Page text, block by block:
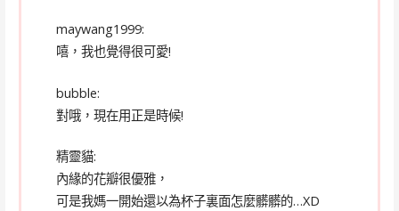
maywang1999:
嘻，我也覺得很可愛!
bubble:
對哦，現在用正是時候!
精靈貓:
內緣的花瓣很優雅，
可是我媽一開始還以為杯子裏面怎麼髒髒的…XD